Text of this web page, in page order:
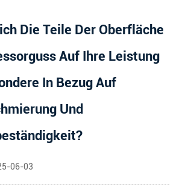
Die Teile Der Oberfläche
Auf Ihre Leistung
In Bezug Auf
Und
06-03